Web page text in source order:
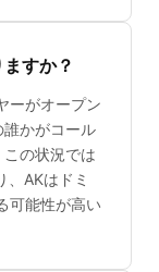
すか？
ーがオープン
誰かがコール
の状況では
、AKはドミ
可能性が高い